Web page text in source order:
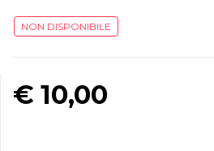
NON DISPONIBILE
€10,00